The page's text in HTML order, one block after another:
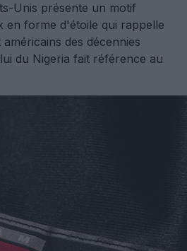
Unis présente un motif
en forme d'étoile qui rappelle
des décennies
du Nigeria fait référence au